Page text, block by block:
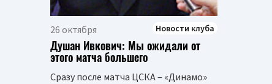
26 октября Новости клуба
Душан Ивкович: Мы ожидали от
этого матча большего
Сразу после матча ЦСКА – «Динамо»